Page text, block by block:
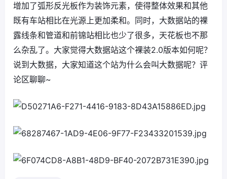
增加了弧形反光板作为装饰元素，使得整体效果和其他
既有车站相比在光源上更加柔和。同时，大数据站的裸
露线条和管道和前锦站相比也少了很多，天花板也不那
么杂乱了。大家觉得大数据站这个裸装2.0版本如何呢？
说到大数据，大家知道这个站为什么会叫大数据呢？评
论区聊聊~